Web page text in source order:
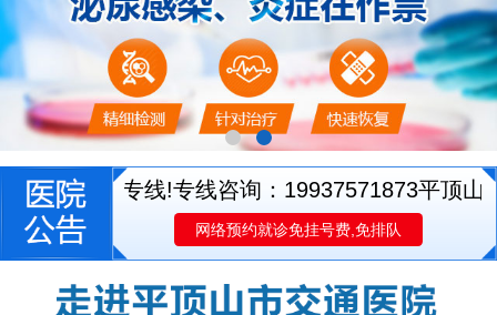
医生就诊专线!专线咨询：19937571873平顶山市
网络预约就诊免挂号费,免排队